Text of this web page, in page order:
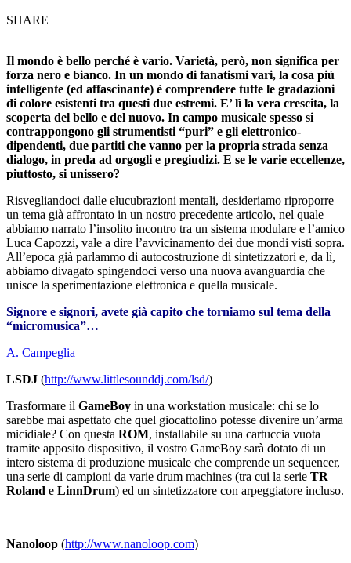
SHARE
Il mondo è bello perché è vario. Varietà, però, non significa per
forza nero e bianco. In un mondo di fanatismi vari, la cosa più
intelligente (ed affascinante) è comprendere tutte le gradazioni
di colore esistenti tra questi due estremi. E’ lì la vera crescita, la
scoperta del bello e del nuovo. In campo musicale spesso si
contrappongono gli strumentisti “puri” e gli elettronico-
dipendenti, due partiti che vanno per la propria strada senza
dialogo, in preda ad orgogli e pregiudizi. E se le varie eccellenze,
piuttosto, si unissero?
Risvegliandoci dalle elucubrazioni mentali, desideriamo riproporre
un tema già affrontato in un nostro precedente articolo, nel quale
abbiamo narrato l’insolito incontro tra un sistema modulare e l’amico
Luca Capozzi, vale a dire l’avvicinamento dei due mondi visti sopra.
All’epoca già parlammo di autocostruzione di sintetizzatori e, da lì,
abbiamo divagato spingendoci verso una nuova avanguardia che
unisce la sperimentazione elettronica e quella musicale.
Signore e signori, avete già capito che torniamo sul tema della
“micromusica”…
A. Campeglia
LSDJ (http://www.littlesounddj.com/lsd/)
Trasformare il GameBoy in una workstation musicale: chi se lo
sarebbe mai aspettato che quel giocattolino potesse divenire un’arma
micidiale? Con questa ROM, installabile su una cartuccia vuota
tramite apposito dispositivo, il vostro GameBoy sarà dotato di un
intero sistema di produzione musicale che comprende un sequencer,
una serie di campioni da varie drum machines (tra cui la serie TR
Roland e LinnDrum) ed un sintetizzatore con arpeggiatore incluso.
Nanoloop (http://www.nanoloop.com)